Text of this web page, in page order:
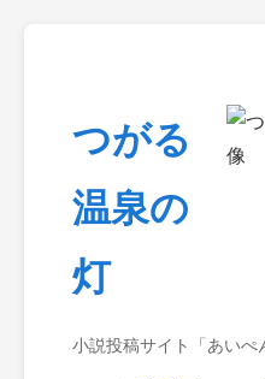
つがる
温泉の
灯
小説投稿サイト「あいぺ